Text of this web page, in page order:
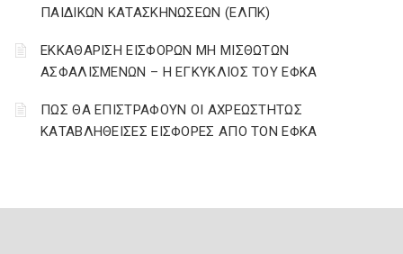
ΠΑΙΔΙΚΩΝ ΚΑΤΑΣΚΗΝΩΣΕΩΝ (ΕΛΠΚ)
ΕΚΚΑΘΑΡΙΣΗ ΕΙΣΦΟΡΩΝ ΜΗ ΜΙΣΘΩΤΩΝ
ΑΣΦΑΛΙΣΜΕΝΩΝ – Η ΕΓΚΥΚΛΙΟΣ ΤΟΥ ΕΦΚΑ
ΠΩΣ ΘΑ ΕΠΙΣΤΡΑΦΟΥΝ ΟΙ ΑΧΡΕΩΣΤΗΤΩΣ
ΚΑΤΑΒΛΗΘΕΙΣΕΣ ΕΙΣΦΟΡΕΣ ΑΠΟ ΤΟΝ ΕΦΚΑ